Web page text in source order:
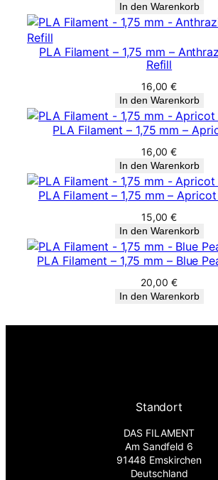
In den Warenkorb
PLA Filament – 1,75 mm –
Refill
16,00€
In den Warenkorb
PLA Filament – 1,75 mm –
16,00€
In den Warenkorb
PLA Filament – 1,75 mm –
15,00€
In den Warenkorb
PLA Filament – 1,75 mm – Blue
20,00 €
In den Warenkorb
Standort
DAS FILAMENT
Am Sandfeld 6
91448 Emskirchen
Deutschland